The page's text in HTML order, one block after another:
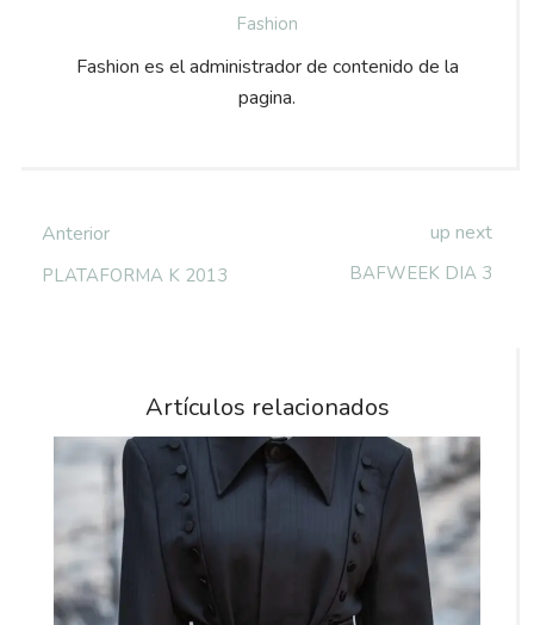
Fashion
Fashion es el administrador de contenido de la
pagina.
Anterior
PLATAFORMA K 2013
up next
BAFWEEK DIA 3
Artículos relacionados